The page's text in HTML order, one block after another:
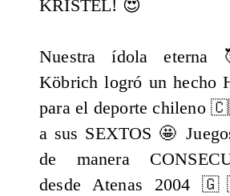
KRISTEL! 😍
Nuestra ídola
Köbrich logró un hecho
para el deporte chileno
a sus SEXTOS 🤩
de manera
desde Atenas 2004